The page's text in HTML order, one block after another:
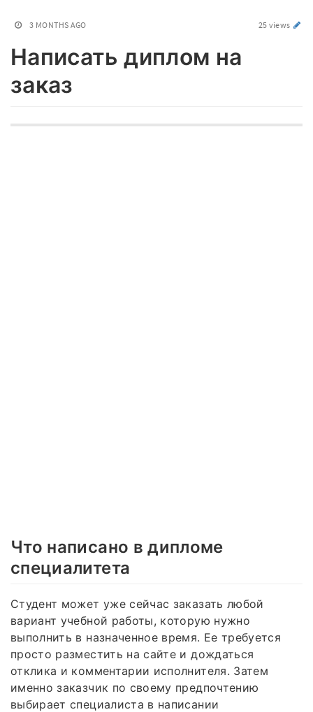
3 MONTHS AGO 25 views
Написать диплом на
заказ
Что написано в дипломе
специалитета
Студент может уже сейчас заказать любой
вариант учебной работы, которую нужно
выполнить в назначенное время. Ее требуется
просто разместить на сайте и дождаться
отклика и комментарии исполнителя. Затем
именно заказчик по своему предпочтению
выбирает специалиста в написании